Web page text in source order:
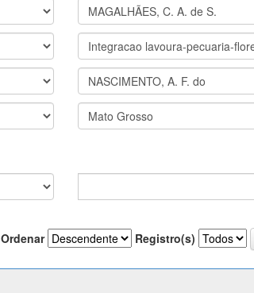
Ordenar Registro(s)